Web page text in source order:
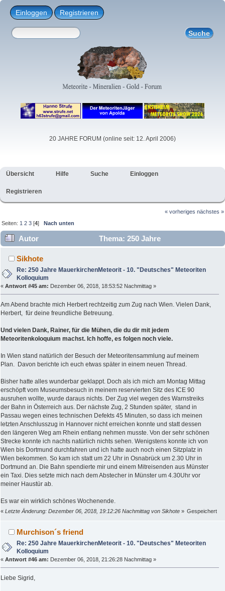
Einloggen Registrieren
20 JAHRE FORUM (online seit: 12. April 2006)
Übersicht Hilfe Suche Einloggen
Registrieren
« vorheriges nächstes »
Seiten: 1 2 3 [4]Nach unten
Autor
Thema: 250 Jahre
MauerkirchenMeteorit - 10. "Deutsches" Meteoriten
Kolloquium (Gelesen 20060 mal)
Sikhote
Re: 250 Jahre MauerkirchenMeteorit - 10. "Deutsches" Meteoriten
Kolloquium
« Antwort #45 am: Dezember 06, 2018, 18:53:52 Nachmittag »
Am Abend brachte mich Herbert rechtzeitig zum Zug nach Wien. Vielen Dank,
Herbert, für deine freundliche Betreuung.
Und vielen Dank, Rainer, für die Mühen, die du dir mit jedem
Meteoritenkoloquium machst. Ich hoffe, es folgen noch viele.
In Wien stand natürlich der Besuch der Meteoritensammlung auf meinem
Plan. Davon berichte ich euch etwas später in einem neuen Thread.
Bisher hatte alles wunderbar geklappt. Doch als ich mich am Montag Mittag
erschöpft vom Museumsbesuch in meinem reservierten Sitz des ICE 90
ausruhen wollte, wurde daraus nichts. Der Zug viel wegen des Warnstreiks
der Bahn in Österreich aus. Der nächste Zug, 2 Stunden später, stand in
Passau wegen eines technischen Defekts 45 Minuten, so dass ich meinen
letzten Anschlusszug in Hannover nicht erreichen konnte und statt dessen
den längeren Weg am Rhein entlang nehmen musste. Von der sehr schönen
Strecke konnte ich nachts natürlich nichts sehen. Wenigstens konnte ich von
Wien bis Dortmund durchfahren und ich hatte auch noch einen Sitzplatz in
Wien bekommen. So kam ich statt um 22 Uhr in Osnabrück um 2.30 Uhr in
Dortmund an. Die Bahn spendierte mir und einem Mitreisenden aus Münster
ein Taxi. Dies setzte mich nach dem Abstecher in Münster um 4.30Uhr vor
meiner Haustür ab.
Es war ein wirklich schönes Wochenende.
« Letzte Änderung: Dezember 06, 2018, 19:12:26 Nachmittag von Sikhote » Gespeichert
Murchison´s friend
Re: 250 Jahre MauerkirchenMeteorit - 10. "Deutsches" Meteoriten
Kolloquium
« Antwort #46 am: Dezember 06, 2018, 21:26:28 Nachmittag »
Liebe Sigrid,